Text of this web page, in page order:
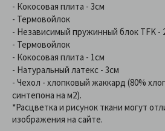
- Кокосовая плита - 3см
- Термовойлок
- Независимый пружинный блок TFK -
- Термовойлок
- Кокосовая плита - 1см
- Натуральный латекс - 3см
- Чехол - хлопковый жаккард (80%
синтепона на м2).
*Расцветка и рисунок ткани могут
изображения на сайте.